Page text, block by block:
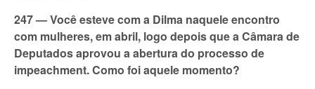
247 — Você esteve com a Dilma naquele encontro
com mulheres, em abril, logo depois que a Câmara de
Deputados aprovou a abertura do processo de
impeachment. Como foi aquele momento?